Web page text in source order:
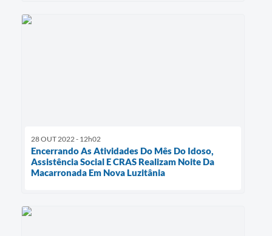
28 OUT 2022 - 12h02
Encerrando As Atividades Do Mês Do Idoso,
Assistência Social E CRAS Realizam Noite Da
Macarronada Em Nova Luzitânia